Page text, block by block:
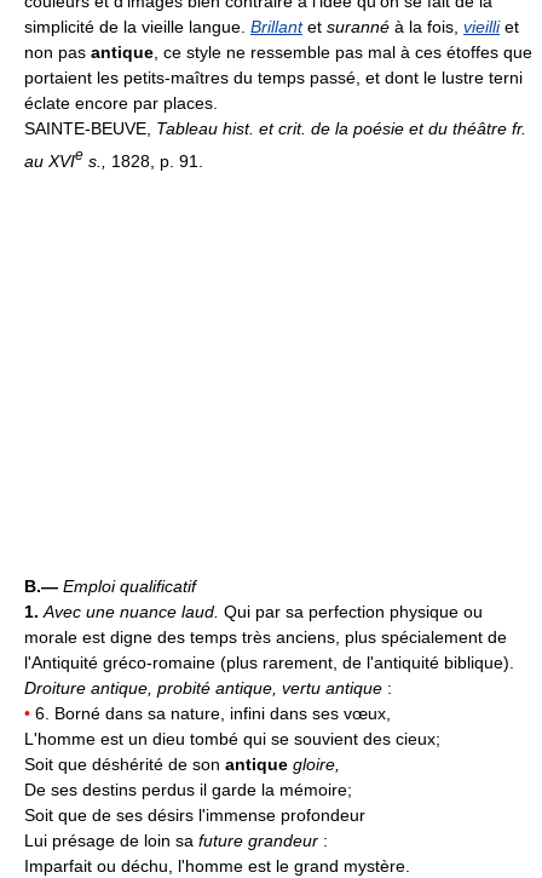
simplicité de la vieille langue. Brillantet suranné à la fois, vieilliet
non pas antique , ce style ne ressemble pas mal à ces étoffes que
portaient les petits-maîtres du temps passé, et dont le lustre terni
éclate encore par places.
SAINTE-BEUVE, Tableau hist. et crit. de la poésie et du théâtre fr.
au XVIe s., 1828, p. 91.
B.— Emploi qualificatif
1. Avec une nuance laud. Qui par sa perfection physique ou
morale est digne des temps très anciens, plus spécialement de
l'Antiquité gréco-romaine (plus rarement, de l'antiquité biblique).
Droiture antique, probité antique, vertu antique :
• 6. Borné dans sa nature, infini dans ses vœux,
L'homme est un dieu tombé qui se souvient des cieux;
Soit que déshérité de son antique gloire,
De ses destins perdus il garde la mémoire;
Soit que de ses désirs l'immense profondeur
Lui présage de loin sa future grandeur :
Imparfait ou déchu, l'homme est le grand mystère.